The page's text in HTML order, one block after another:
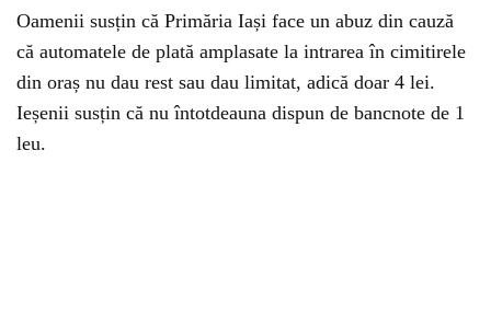
Oamenii susțin că Primăria Iași face un abuz din cauză
că automatele de plată amplasate la intrarea în cimitirele
din oraș nu dau rest sau dau limitat, adică doar 4 lei.
Ieșenii susțin că nu întotdeauna dispun de bancnote de 1
leu.